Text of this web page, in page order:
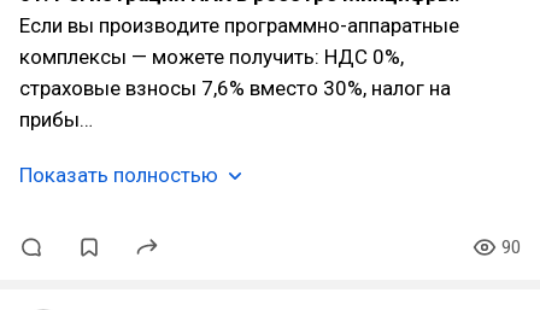
Если вы производите программно-аппаратные
комплексы — можете получить: НДС 0%,
страховые взносы 7,6% вместо 30%, налог на
прибы…
Показать полностью
90